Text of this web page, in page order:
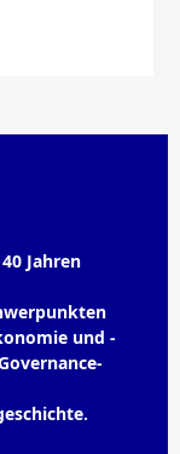
Jahren
und -